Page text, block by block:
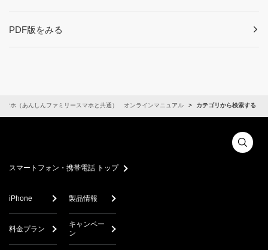
PDF版をみる
マホ（あんしんファミリースマホと共通） オンラインマニュアル カテゴリから検索する
スマートフォン・携帯電話 トップ
iPhone 製品情報
料金プラン
キャンペー
ン